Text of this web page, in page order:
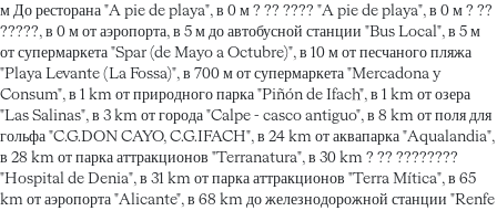
м До ресторана "A pie de playa", в 0 м ? ?? ???? "A pie de playa", в 0 м ? ??
?????, в 0 м от аэропорта, в 5 м до автобусной станции "Bus Local", в 5 м
от супермаркета "Spar (de Mayo a Octubre)", в 10 м от песчаного пляжа
"Playa Levante (La Fossa)", в 700 м от супермаркета "Mercadona y
Consum", в 1 km от природного парка "Piñón de Ifach", в 1 km от озера
"Las Salinas", в 3 km от города "Calpe - casco antiguo", в 8 km от поля для
гольфа "C.G.DON CAYO, C.G.IFACH", в 24 km от аквапарка "Aqualandia",
в 28 km от парка аттракционов "Terranatura", в 30 km ? ?? ????????
"Hospital de Denia", в 31 km от парка аттракционов "Terra Mítica", в 65
km от аэропорта "Alicante", в 68 km до железнодорожной станции "Renfe